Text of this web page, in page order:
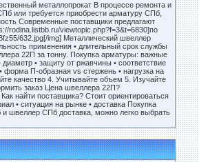
металлопрокат В процессе ремонта и
или требуется приобрести арматуру СПб,
Современные поставщики предлагают
rodina.listbb.ru/viewtopic.php?f=3&t=6830]по
632.jpg[/img] Металлический швеллер
применения • длительный срок службы
22П за тонну. Покупка арматуры: важные
• защиту от ржавчины • соответствие
П-образная vs стержень • нагрузка на
качество 4. Учитывайте объем 5. Изучайте
заказ Цена швеллера 22П?
найти поставщика? Стоит ориентироваться
• ситуация на рынке • доставка Покупка
швеллер СПб доставка, можно легко выбрать